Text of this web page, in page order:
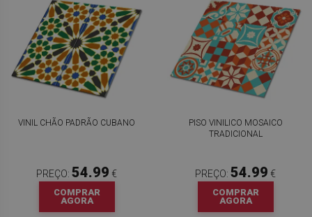
VINIL CHÃO PADRÃO CUBANO
PREÇO: 54.99 €
COMPRAR
AGORA
PISO VINILICO MOSAICO
TRADICIONAL
PREÇO: 54.99 €
COMPRAR
AGORA